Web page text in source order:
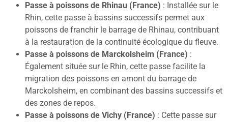
Passe à poissons de Rhinau (France) : Installée sur le
Rhin, cette passe à bassins successifs permet aux
poissons de franchir le barrage de Rhinau, contribuant
à la restauration de la continuité écologique du fleuve.
Passe à poissons de Marckolsheim (France) :
Également située sur le Rhin, cette passe facilite la
migration des poissons en amont du barrage de
Marckolsheim, en combinant des bassins successifs et
des zones de repos.
Passe à poissons de Vichy (France) : Cette passe sur